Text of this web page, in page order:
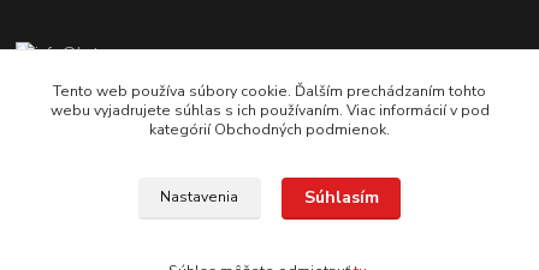
+421 902 212 007
od 8:00 - do 16:00 hod
Copyright © 2017-2027 MACSHOP.SK, všetky práva vyhradené..
Tento web používa súbory cookie. Ďalším prechádzaním tohto
webu vyjadrujete súhlas s ich používaním. Viac informácií v pod
kategórií Obchodných podmienok.
Nastavenia Súhlasím